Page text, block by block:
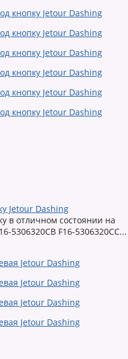
Jetour Dashing
в отличном состоянии на
5306320CB F16-5306320CC...